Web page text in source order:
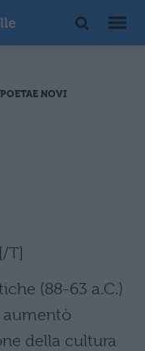
NOVI
T]
(88-63 a.C.)
aumentò
della cultura